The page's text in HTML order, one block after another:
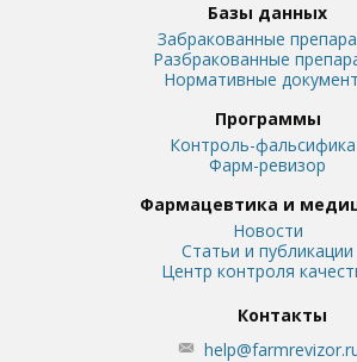
Базы данных
Забракованные
Разбракованные
Нормативные
Программы
Контроль-
Фарм-ревизор
Фармацевтика и
Новости
Статьи и публикации
Центр контроля
Контакты